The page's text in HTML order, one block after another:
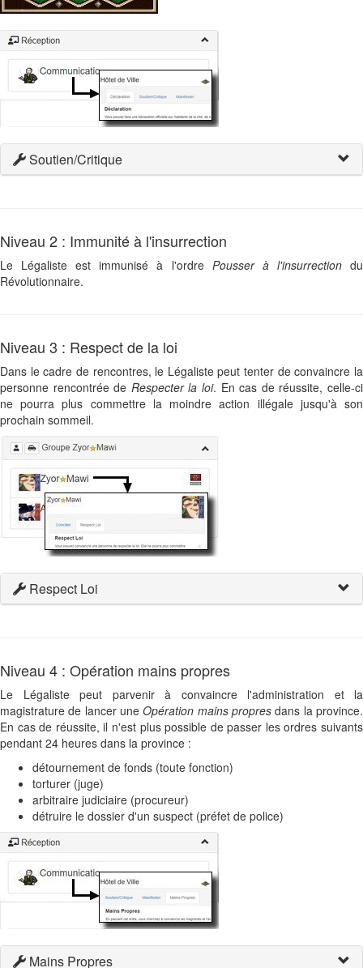
Soutien/Critique
Niveau 2 : Immunité à l'insurrection
Le Légaliste est immunisé à l'ordre Pousser à l'insurrectiondu
Révolutionnaire.
Niveau 3 : Respect de la loi
Dans le cadre de rencontres, le Légaliste peut tenter de convaincre la
personne rencontrée de Respecter la loi. En cas de réussite, celle-ci
ne pourra plus commettre la moindre action illégale jusqu'à son
prochain sommeil.
Respect Loi
Niveau 4 : Opération mains propres
Le Légaliste peut parvenir à convaincre l'administration et la
magistrature de lancer uneOpération mains propres dans la province.
En cas de réussite, il n'est plus possible de passer les ordres suivants
pendant 24 heures dans la province :
détournement de fonds (toute fonction)
torturer (juge)
arbitraire judiciaire (procureur)
détruire le dossier d'un suspect (préfet de police)
Mains Propres